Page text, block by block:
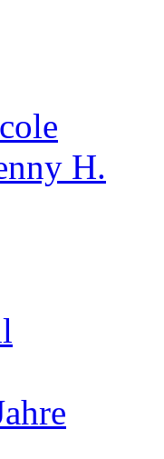
H.